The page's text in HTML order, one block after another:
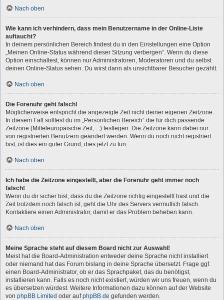
Nach oben
Wie kann ich verhindern, dass mein Benutzername in der Online-Liste
auftaucht?
In deinem persönlichen Bereich findest du in den Einstellungen eine Option
„Meinen Online-Status während dieser Sitzung verbergen“. Wenn du diese
Option einschaltest, können nur Administratoren, Moderatoren und du selbst
deinen Online-Status sehen. Du wirst dann als unsichtbarer Besucher gezählt.
Nach oben
Die Forenuhr geht falsch!
Möglicherweise entspricht die angezeigte Zeit nicht deiner eigenen Zeitzone.
In diesem Fall solltest du im „Persönlichen Bereich“ die für dich passende
Zeitzone (Mitteleuropäische Zeit, ...) festlegen. Die Zeitzone kann dabei nur
von registrierten Benutzern geändert werden. Wenn du noch nicht registriert
bist, ist dies ein guter Grund, dies jetzt zu tun.
Nach oben
Ich habe die Zeitzone eingestellt, aber die Forenuhr geht immer noch
falsch!
Wenn du dir sicher bist, dass du die Zeitzone richtig eingestellt hast und die
Zeit trotzdem noch falsch ist, geht die Uhr des Servers vermutlich falsch.
Kontaktiere einen Administrator, damit er das Problem beheben kann.
Nach oben
Meine Sprache steht auf diesem Board nicht zur Auswahl!
Meist hat die Board-Administration entweder deine Sprache nicht installiert
oder niemand hat das Forum bislang in deine Sprache übersetzt. Frage ggf.
einen Board-Administrator, ob er das Sprachpaket, das du benötigst,
installieren kann. Falls es noch nicht existiert, würden wir uns freuen, wenn du
es übersetzen würdest. Weitere Informationen dazu können auf der Website
von phpBB Limited oder aufphpBB.de gefunden werden.